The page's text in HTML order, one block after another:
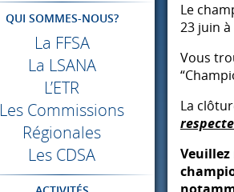
QUI SOMMES-NOUS?
La FFSA
La LSANA
L’ETR
Les Commissions
Régionales
Les CDSA
Le
23 juin à
Vous
La
Veuillez